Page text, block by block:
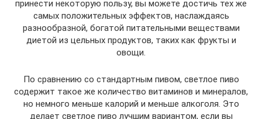
принести некоторую пользу, вы можете достичь тех же
самых положительных эффектов, наслаждаясь
разнообразной, богатой питательными веществами
диетой из цельных продуктов, таких как фрукты и
овощи.
По сравнению со стандартным пивом, светлое пиво
содержит такое же количество витаминов и минералов,
но немного меньше калорий и меньше алкоголя. Это
делает светлое пиво лучшим вариантом, если вы